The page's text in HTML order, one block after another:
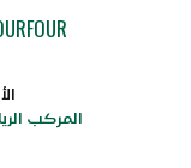
الأحد 22
المركب